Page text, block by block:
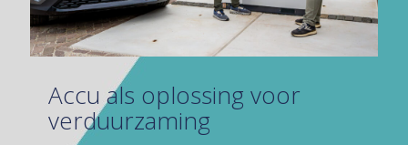
Accu als oplossing voor
verduurzaming